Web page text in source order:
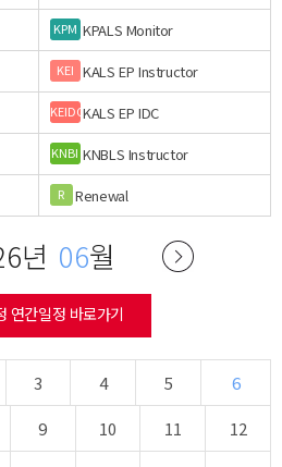
KPM KPALS Monitor
KEI KALS EP Instructor
KEIDCKALS EP IDC
KNBI KNBLS Instructor
R Renewal
년 06월
연간일정 바로가기
3 4 5
6
9 10 11
12